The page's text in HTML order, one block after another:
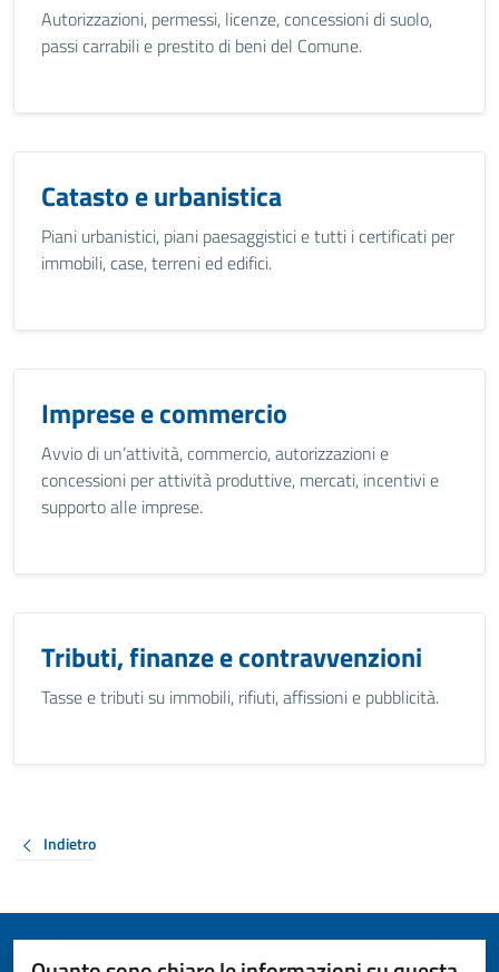
Autorizzazioni, permessi, licenze, concessioni di suolo,
passi carrabili e prestito di beni del Comune.
Catasto e urbanistica
Piani urbanistici, piani paesaggistici e tutti i certificati per
immobili, case, terreni ed edifici.
Imprese e commercio
Avvio di un’attività, commercio, autorizzazioni e
concessioni per attività produttive, mercati, incentivi e
supporto alle imprese.
Tributi, finanze e contravvenzioni
Tasse e tributi su immobili, rifiuti, affissioni e pubblicità.
Indietro